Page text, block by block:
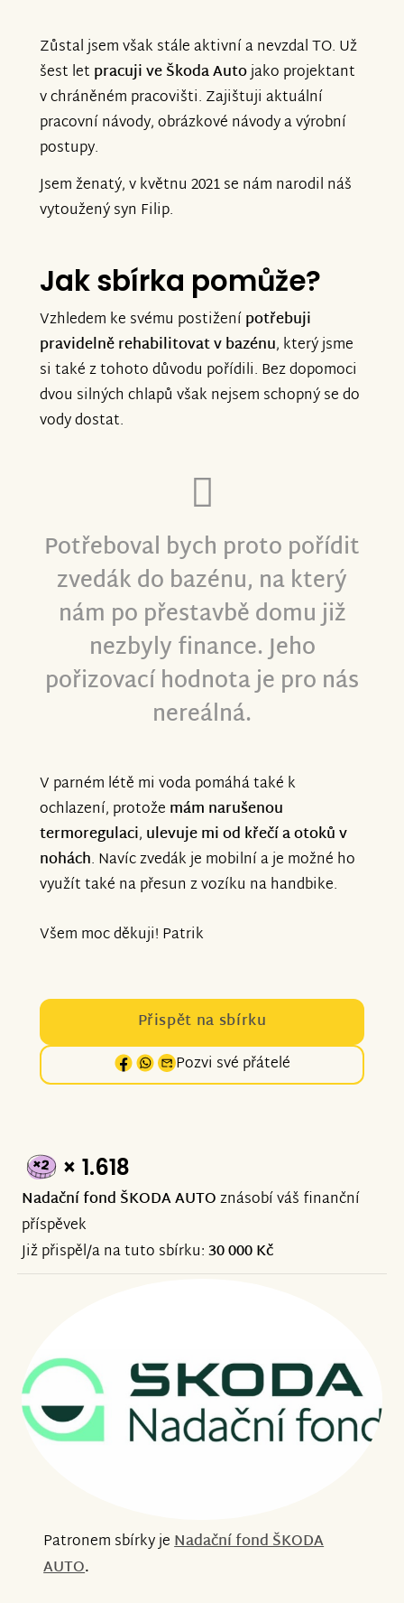
Zůstal jsem však stále aktivní a nevzdal TO. Už
šest let pracuji ve Škoda Autojako projektant
v chráněném pracovišti. Zajištuji aktuální
pracovní návody, obrázkové návody a výrobní
postupy.
Jsem ženatý, v květnu 2021 se nám narodil náš
vytoužený syn Filip.
Jak sbírka pomůže?
Vzhledem ke svému postiženípotřebuji
pravidelně rehabilitovat v bazénu, který jsme
si také z tohoto důvodu pořídili. Bez dopomoci
dvou silných chlapů však nejsem schopný se do
vody dostat.
Potřeboval bych proto pořídit
zvedák do bazénu, na který
nám po přestavbě domu již
nezbyly finance. Jeho
pořizovací hodnota je pro nás
nereálná.
V parném létě mi voda pomáhá také k
ochlazení, protože mám narušenou
termoregulaci, ulevuje mi od křečí a otoků v
nohách. Navíc zvedák je mobilní a je možné ho
využít také na přesun z vozíku na handbike.
Všem moc děkuji! Patrik
Přispět na sbírku
Pozvi své přátelé
× 1.618
Nadační fond ŠKODA AUTOznásobí váš finanční
příspěvek
Již přispěl/a na tuto sbírku:30 000 Kč
Patronem sbírky jeNadační fond ŠKODA
AUTO.